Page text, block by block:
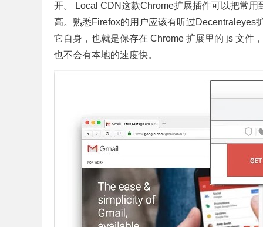
开。
Local CDN这款Chrome扩展插件可以把常用
高。熟悉Firefox的用户应该有听过Decentraleyes
它自身，也就是保存在 Chrome 扩展里的 js 文件
也不会有本地的速度快。